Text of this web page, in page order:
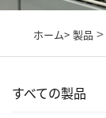
ホーム> 製品 >
すべての製品